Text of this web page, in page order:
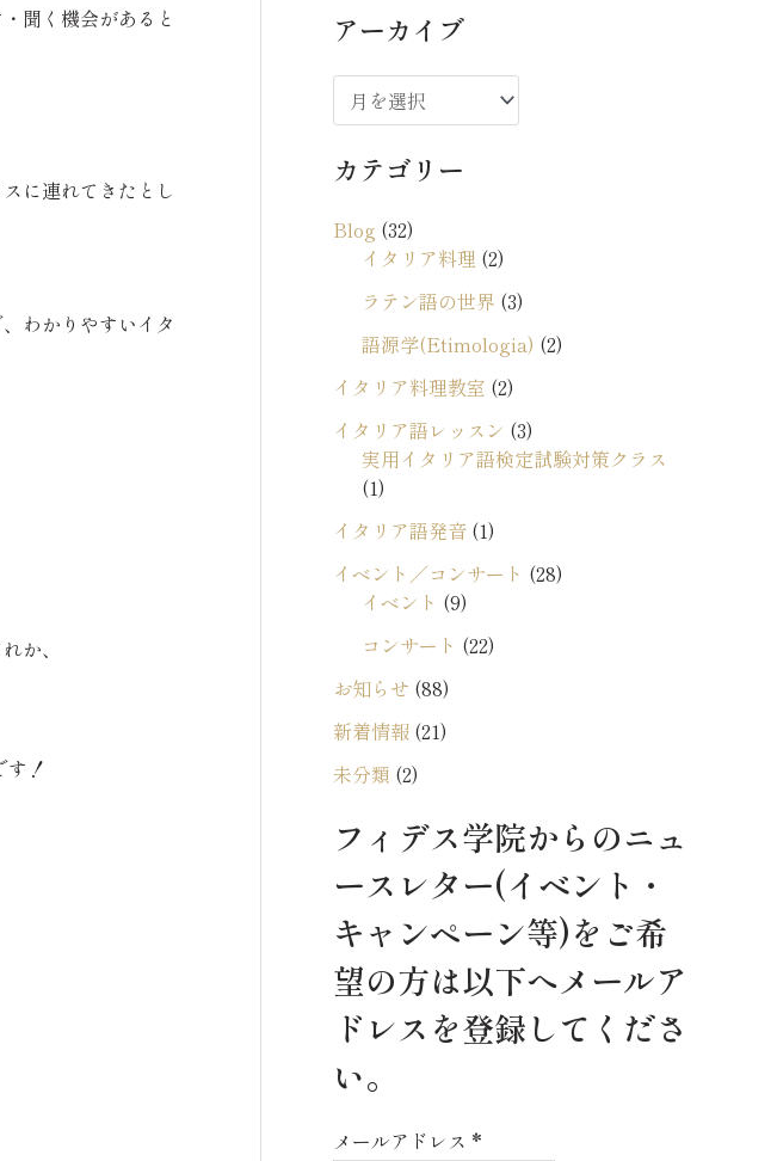
聞く機会があると
に連れてきたとし
わかりやすいイタ
か、
！
アーカイブ
ー
カ
ブ
カテゴリー
Blog (32)
イタリア料理 (2)
ラテン語の世界 (3)
語源学(Etimologia) (2)
イタリア料理教室 (2)
イタリア語レッスン (3)
実用イタリア語検定試験対策クラス
(1)
イタリア語発音 (1)
イベント／コンサート (28)
イベント (9)
コンサート (22)
お知らせ (88)
新着情報 (21)
未分類 (2)
フィデス学院からのニュ
ースレター(イベント・
キャンペーン等)をご希
望の方は以下へメールア
ドレスを登録してくださ
い。
メールアドレス *